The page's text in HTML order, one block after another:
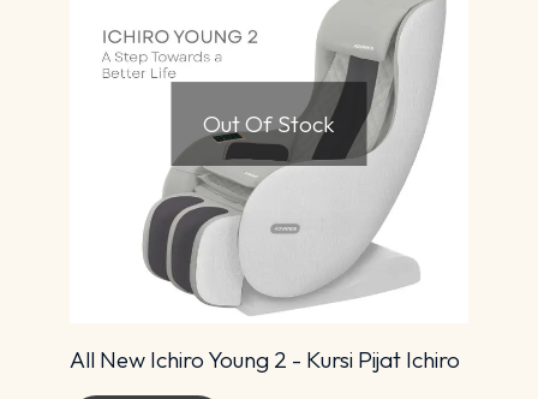
Out Of Stock
All New Ichiro Young 2 - Kursi Pijat Ichiro